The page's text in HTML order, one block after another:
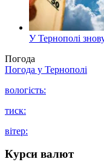
У Тернополі
Погода
Погода у Тернополі
вологість:
тиск:
вітер:
Курси валют